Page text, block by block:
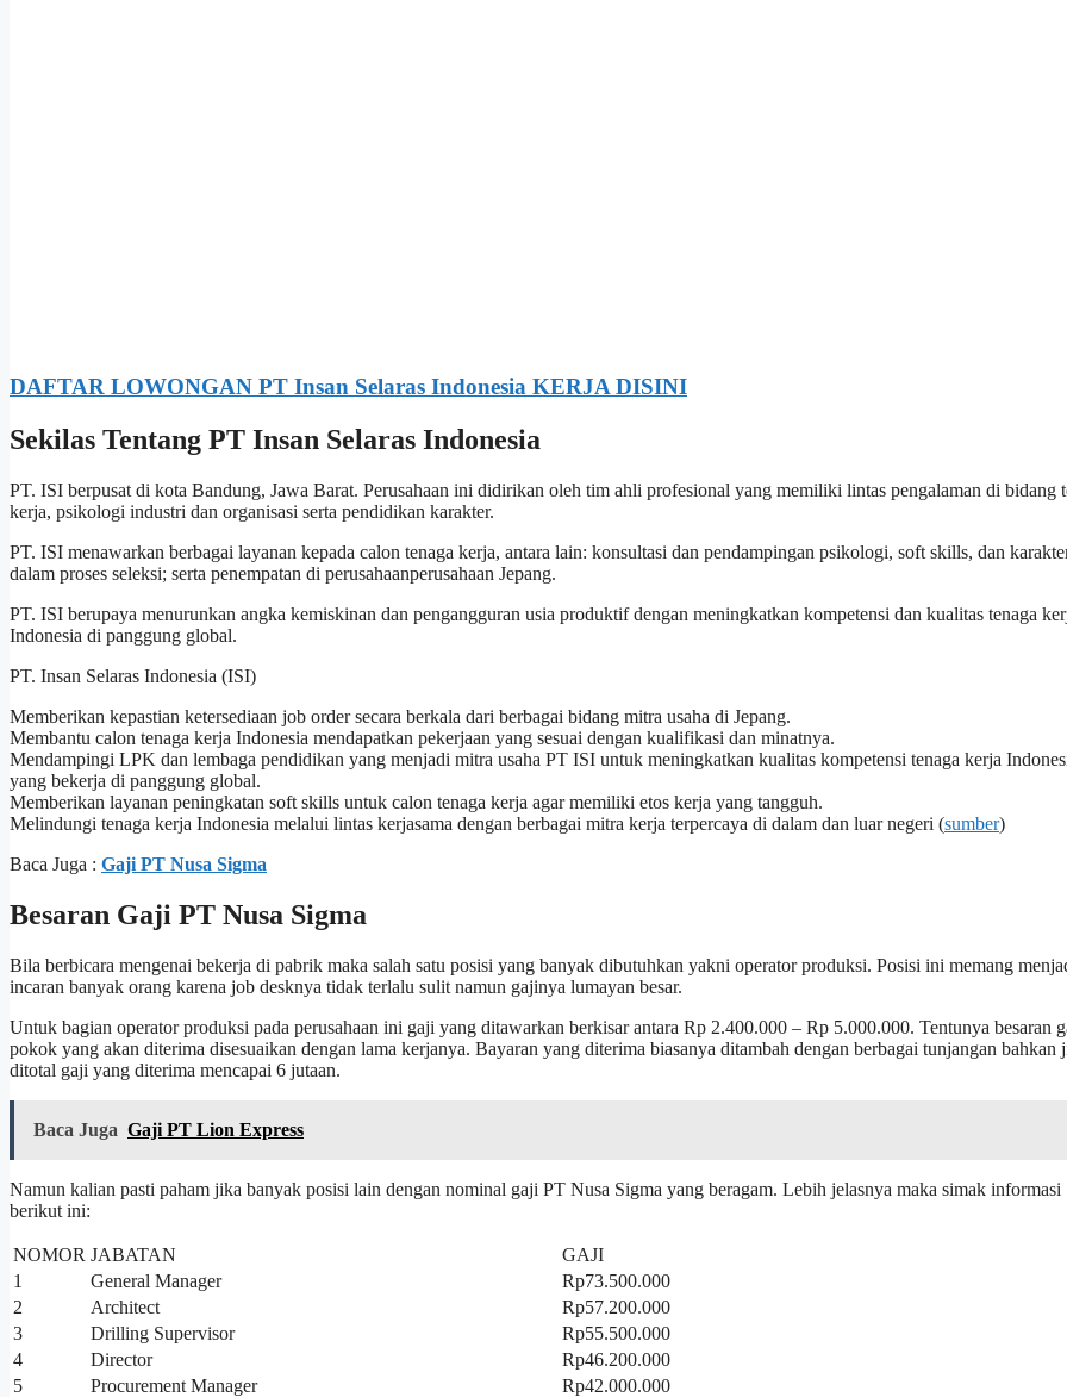
DAFTAR LOWONGAN PT Insan Selaras Indonesia KERJA DISINI
Sekilas Tentang PT Insan Selaras Indonesia
PT. ISI berpusat di kota Bandung, Jawa Barat. Perusahaan ini didirikan oleh tim ahli profesional yang memiliki lintas pengalaman di bidang
kerja, psikologi industri dan organisasi serta pendidikan karakter.
PT. ISI menawarkan berbagai layanan kepada calon tenaga kerja, antara lain: konsultasi dan pendampingan psikologi, soft skills, dan
dalam proses seleksi; serta penempatan di perusahaanperusahaan Jepang.
PT. ISI berupaya menurunkan angka kemiskinan dan pengangguran usia produktif dengan meningkatkan kompetensi dan kualitas tenaga
Indonesia di panggung global.
PT. Insan Selaras Indonesia (ISI)
Memberikan kepastian ketersediaan job order secara berkala dari berbagai bidang mitra usaha di Jepang.
Membantu calon tenaga kerja Indonesia mendapatkan pekerjaan yang sesuai dengan kualifikasi dan minatnya.
Mendampingi LPK dan lembaga pendidikan yang menjadi mitra usaha PT ISI untuk meningkatkan kualitas kompetensi tenaga kerja
yang bekerja di panggung global.
Memberikan layanan peningkatan soft skills untuk calon tenaga kerja agar memiliki etos kerja yang tangguh.
Melindungi tenaga kerja Indonesia melalui lintas kerjasama dengan berbagai mitra kerja terpercaya di dalam dan luar negeri (sumber)
Baca Juga : Gaji PT Nusa Sigma
Besaran Gaji PT Nusa Sigma
Bila berbicara mengenai bekerja di pabrik maka salah satu posisi yang banyak dibutuhkan yakni operator produksi. Posisi ini memang
incaran banyak orang karena job desknya tidak terlalu sulit namun gajinya lumayan besar.
Untuk bagian operator produksi pada perusahaan ini gaji yang ditawarkan berkisar antara Rp 2.400.000 – Rp 5.000.000. Tentunya besaran
pokok yang akan diterima disesuaikan dengan lama kerjanya. Bayaran yang diterima biasanya ditambah dengan berbagai tunjangan bahkan
ditotal gaji yang diterima mencapai 6 jutaan.
Baca Juga Gaji PT Lion Express
Namun kalian pasti paham jika banyak posisi lain dengan nominal gaji PT Nusa Sigma yang beragam. Lebih jelasnya maka simak informasi
berikut ini:
NOMOR JABATAN
GAJI
1
General Manager
Rp73.500.000
2
Architect
Rp57.200.000
3
Drilling Supervisor
Rp55.500.000
4
Director
Rp46.200.000
5
Procurement Manager
Rp42.000.000